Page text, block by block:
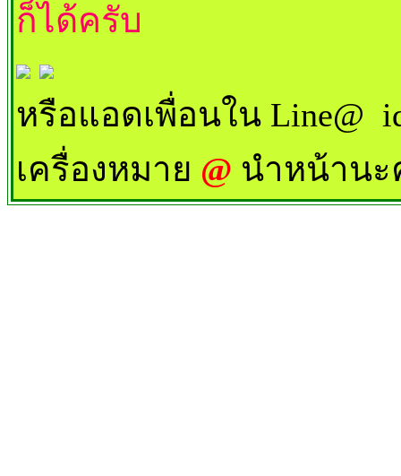
ก็ได้ครับ
หรือแอดเพื่อนใน Line@
เครื่องหมาย @ นำหน้านะ